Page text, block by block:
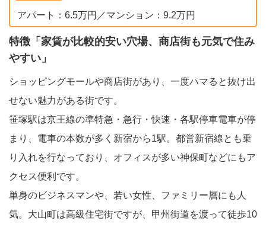
アパート：6.5万円／マンション：9.2万円
特徴「家賃が比較的安い穴場、商店街も元気で住み
やすい」
ショッピングモールや商店街があり、一度ハマると抜け出
せない魅力がある街です。
笹塚駅は京王線の準特急・急行・快速・各駅停車電車が停
まり、電車の本数が多く新宿から1駅。都営新宿線とも乗
り入れを行なっており、オフィスが多い神保町などにもア
クセス便利です。
単身のビジネスマンや、若い女性、ファミリー層にも人
気。大山町は高級住宅街ですが、甲州街道を渡って徒歩10